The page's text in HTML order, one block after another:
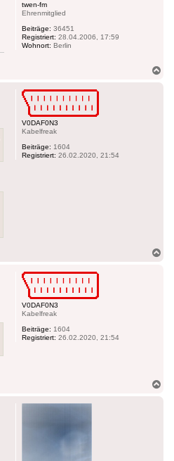
twen-fm
Ehrenmitglied
Beiträge: 36451
Registriert: 28.04.2006, 17:59
Wohnort: Berlin
V0DAF0N3
Kabelfreak
Beiträge: 1604
Registriert: 26.02.2020, 21:54
V0DAF0N3
Kabelfreak
Beiträge: 1604
Registriert: 26.02.2020, 21:54